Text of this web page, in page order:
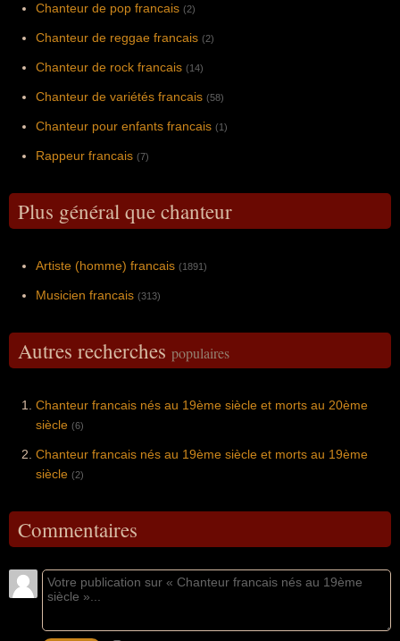
Chanteur de pop francais (2)
Chanteur de reggae francais (2)
Chanteur de rock francais (14)
Chanteur de variétés francais (58)
Chanteur pour enfants francais (1)
Rappeur francais (7)
Plus général que chanteur
Artiste (homme) francais (1891)
Musicien francais (313)
Autres recherches populaires
Chanteur francais nés au 19ème siècle et morts au 20ème
siècle (6)
Chanteur francais nés au 19ème siècle et morts au 19ème
siècle (2)
Commentaires